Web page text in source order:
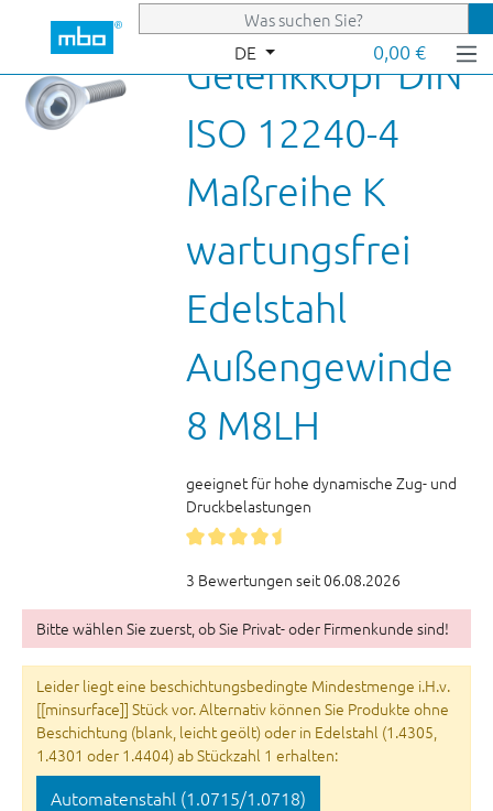
Zum Hauptinhalt springen
DE 0,00 €
Gelenkkopf DIN
ISO 12240-4
Maßreihe K
wartungsfrei
Edelstahl
Außengewinde
8 M8LH
geeignet für hohe dynamische Zug- und
Druckbelastungen
3 Bewertungen seit 06.08.2026
Bitte wählen Sie zuerst, ob Sie Privat- oder Firmenkunde sind!
Leider liegt eine beschichtungsbedingte Mindestmenge i.H.v.
[[minsurface]] Stück vor. Alternativ können Sie Produkte ohne
Beschichtung (blank, leicht geölt) oder in Edelstahl (1.4305,
1.4301 oder 1.4404) ab Stückzahl 1 erhalten:
Automatenstahl (1.0715/1.0718)